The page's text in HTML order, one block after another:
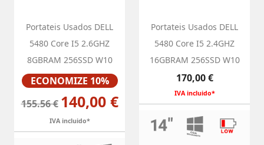
Portateis Usados DELL
5480 Core I5 2.6GHZ
8GBRAM 256SSD W10
Preço
ECONOMIZE 10%
155.56 € 140,00 €
IVA incluido*
Portateis Usados DELL
5480 Core I5 2.4GHZ
16GBRAM 256SSD W10
Preço
170,00 €
IVA incluido*